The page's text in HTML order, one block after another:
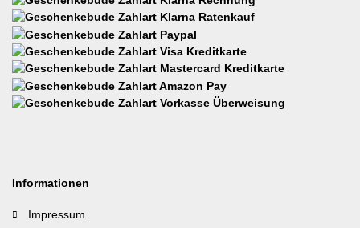
Informationen
Impressum